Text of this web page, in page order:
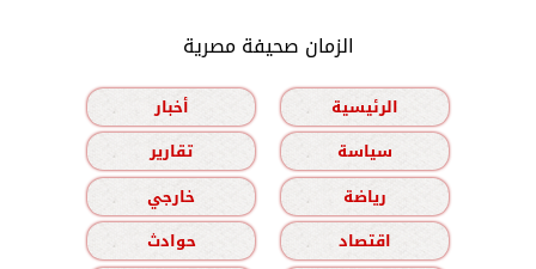
الزمان صحيفة مصرية
الرئيسية
أخبار
سياسة
تقارير
رياضة
خارجي
اقتصاد
حوادث